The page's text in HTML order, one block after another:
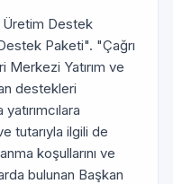
Üretim Destek
Paketi". "Çağrı
Yatırım ve
destekleri
tutarıyla ilgili de
koşullarını ve
bulunan Başkan